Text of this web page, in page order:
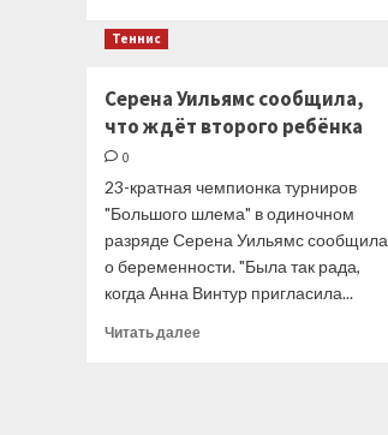
намерен
купить
«Оттава
Сенаторз»
Теннис
Серена Уильямс сообщила,
что ждёт второго ребёнка
0
23-кратная чемпионка турниров
"Большого шлема" в одиночном
разряде Серена Уильямс сообщила
о беременности. "Была так рада,
когда Анна Винтур пригласила...
Читать далееПрочитать